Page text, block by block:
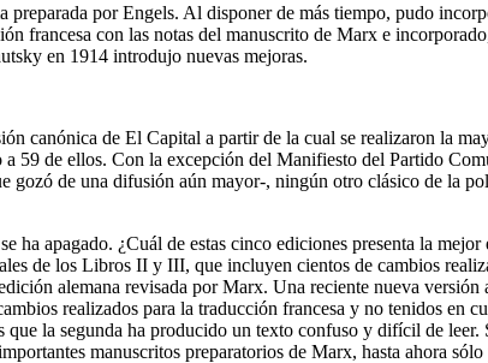
por Engels. Al disponer de más tiempo, pudo
francesa con las notas del manuscrito de Marx e
en 1914 introdujo nuevas mejoras.
canónica de El Capital a partir de la cual se realizaron la
de ellos. Con la excepción del Manifiesto del Partido
gozó de una difusión aún mayor-, ningún otro clásico de la
ha apagado. ¿Cuál de estas cinco ediciones presenta la
de los Libros II y III, que incluyen cientos de cambios
alemana revisada por Marx. Una reciente nueva
realizados para la traducción francesa y no tenidos en
que la segunda ha producido un texto confuso y difícil de
manuscritos preparatorios de Marx, hasta ahora